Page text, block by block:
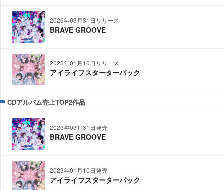
2026年03月31日リリース
BRAVE GROOVE
2023年01月10日リリース
アイライフスターターパック
CDアルバム売上TOP2作品
2026年03月31日発売
BRAVE GROOVE
2023年01月10日発売
アイライフスターターパック